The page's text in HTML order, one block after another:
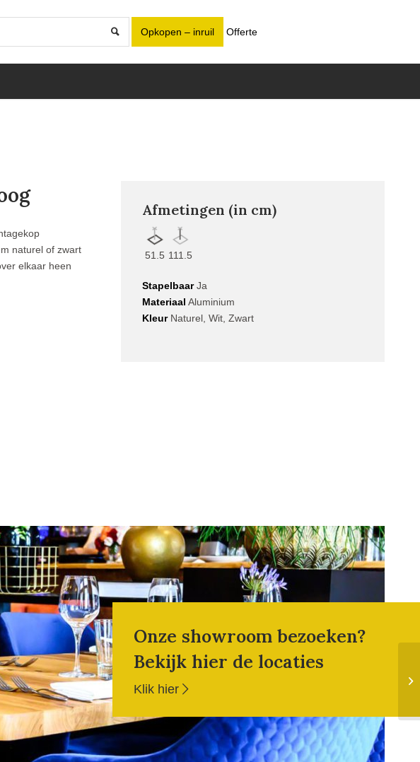
Opkopen – inruil Offerte
naturel of zwart
elkaar heen
Afmetingen (in cm)
51.5 111.5
StapelbaarJa
Materiaal Aluminium
KleurNaturel, Wit, Zwart
Onze showroom bezoeken?
Bekijk hier de locaties
Klik hier